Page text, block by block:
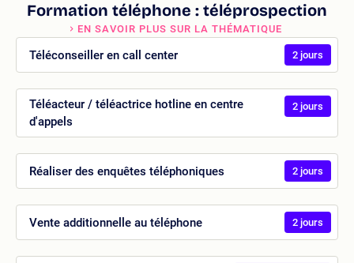
Formation téléphone : téléprospection
EN SAVOIR PLUS SUR LA THÉMATIQUE
Téléconseiller en call center 2 jours
Téléacteur / téléactrice hotline en centre
d'appels
2 jours
Réaliser des enquêtes téléphoniques 2 jours
Vente additionnelle au téléphone 2 jours